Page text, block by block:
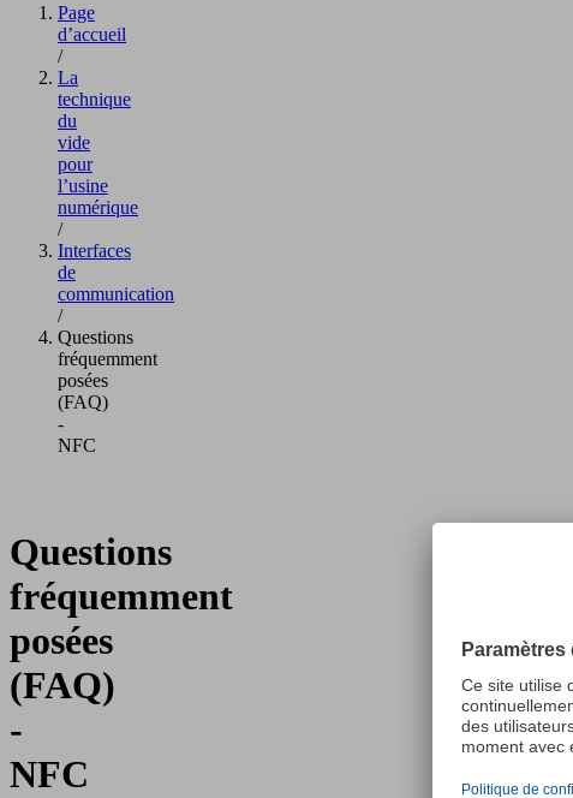
Page
d’accueil
/
La
technique
du
vide
pour
l’usine
numérique
/
Interfaces
de
communication
/
Questions
fréquemment
posées
(FAQ)
-
NFC
Questions
fréquemment
posées
(FAQ)
-
NFC